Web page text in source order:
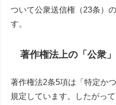
ついて公衆送信権（23条）
す。
著作権法上の「公衆
著作権法2条5項は「特定か
規定しています。したがっ